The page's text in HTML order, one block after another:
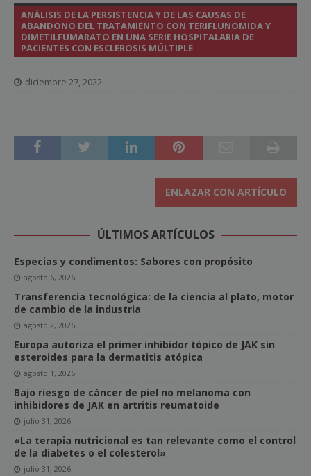
ANÁLISIS DE LA PERSISTENCIA Y DE LAS CAUSAS DE
ABANDONO DEL TRATAMIENTO CON TERIFLUNOMIDA Y
DIMETILFUMARATO EN UNA SERIE HOSPITALARIA DE
PACIENTES CON ESCLEROSIS MÚLTIPLE
diciembre 27, 2022
ENLAZAR CON ARTÍCULO
ÚLTIMOS ARTÍCULOS
Especias y condimentos: Sabores con propósito
agosto 6, 2026
Transferencia tecnológica: de la ciencia al plato, motor
de cambio de la industria
agosto 2, 2026
Europa autoriza el primer inhibidor tópico de JAK sin
esteroides para la dermatitis atópica
agosto 1, 2026
Bajo riesgo de cáncer de piel no melanoma con
inhibidores de JAK en artritis reumatoide
julio 31, 2026
«La terapia nutricional es tan relevante como el control
de la diabetes o el colesterol»
julio 31, 2026